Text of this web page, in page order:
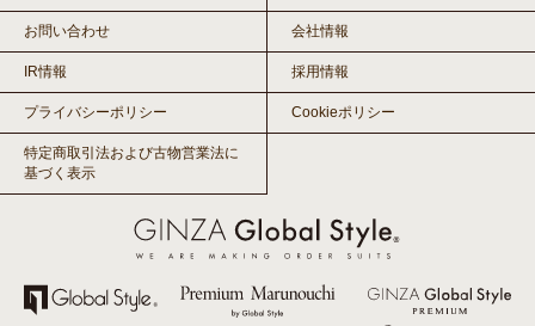
お問い合わせ 会社情報
IR情報 採用情報
プライバシーポリシー Cookieポリシー
特定商取引法および古物営業法に
基づく表示